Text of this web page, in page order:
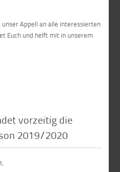
unser Appell an alle interessierten
Euch und helft mit in unserem
vorzeitig die
2019/2020